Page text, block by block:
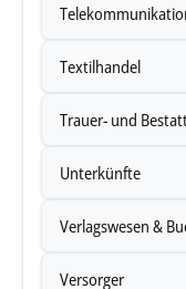
Textilhandel
Trauer- und
Unterkünfte
Verlagswesen &
Versorger